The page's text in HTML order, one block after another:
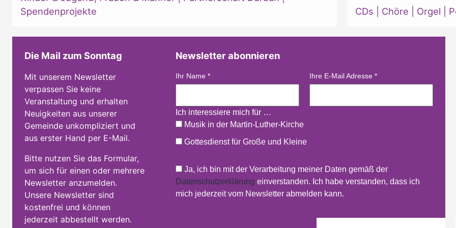
Spendenprojekte
CDs Chöre Orgel
Die Mail zum Sonntag
Mit unserem Newsletter
verpassen Sie keine
Veranstaltung und erhalten
Neuigkeiten aus unserer
Gemeinde unkompliziert und
aus erster Hand per E-Mail.
Bitte nutzen Sie das Formular,
um sich für einen oder mehrere
Newsletter anzumelden.
Unsere Newsletter sind
kostenfrei und können
jederzeit abbestellt werden.
Newsletter abonnieren
Ihr Name * Ihre E-Mail Adresse *
Ich interessiere mich für …
Musik in der Martin-Luther-Kirche
Gottesdienst für Große und Kleine
Ja, ich bin mit der Verarbeitung meiner Daten gemäß der
Datenschutzerklärung einverstanden. Ich habe verstanden, dass ich
mich jederzeit vom Newsletter abmelden kann.